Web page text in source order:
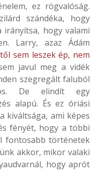
ez rögvalóság.
szándéka, hogy
hogy valami
Larry, azaz Ádám
sem leszek ép, nem
javul meg a vidék
szegregált faluból
De elindít egy
alapú. És ez óriási
kiváltsága, ami képes
fényét, hogy a többi
fontosabb történetek
akkor, mikor valaki
hogy aprót